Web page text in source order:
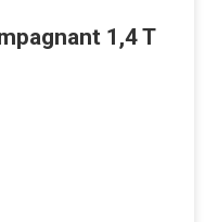
1,4 T